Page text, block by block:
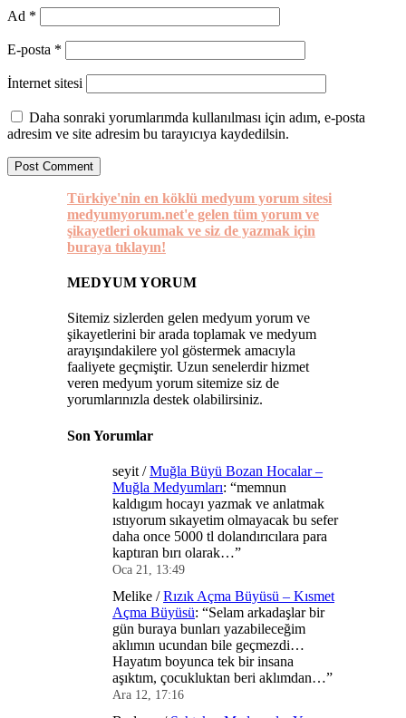
Ad *
E-posta *
İnternet sitesi
Daha sonraki yorumlarımda kullanılması için adım, e-posta
adresim ve site adresim bu tarayıcıya kaydedilsin.
Türkiye'nin en köklü medyum yorum sitesi
medyumyorum.net'e gelen tüm yorum ve
şikayetleri okumak ve siz de yazmak için
buraya tıklayın!
MEDYUM YORUM
Sitemiz sizlerden gelen medyum yorum ve
şikayetlerini bir arada toplamak ve medyum
arayışındakilere yol göstermek amacıyla
faaliyete geçmiştir. Uzun senelerdir hizmet
veren medyum yorum sitemize siz de
yorumlarınızla destek olabilirsiniz.
Son Yorumlar
seyit /Muğla Büyü Bozan Hocalar –
Muğla Medyumları: “memnun
kaldıgım hocayı yazmak ve anlatmak
ıstıyorum sıkayetim olmayacak bu sefer
daha once 5000 tl dolandırıcılara para
kaptıran bırı olarak…”
Oca 21, 13:49
Melike /Rızık Açma Büyüsü – Kısmet
Açma Büyüsü: “Selam arkadaşlar bir
gün buraya bunları yazabileceğim
aklımın ucundan bile geçmezdi…
Hayatım boyunca tek bir insana
aşıktım, çocukluktan beri aklımdan…”
Ara 12, 17:16